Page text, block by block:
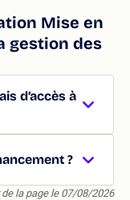
Mise en
gestion des
d’accès à
?
la page le 07/08/2026